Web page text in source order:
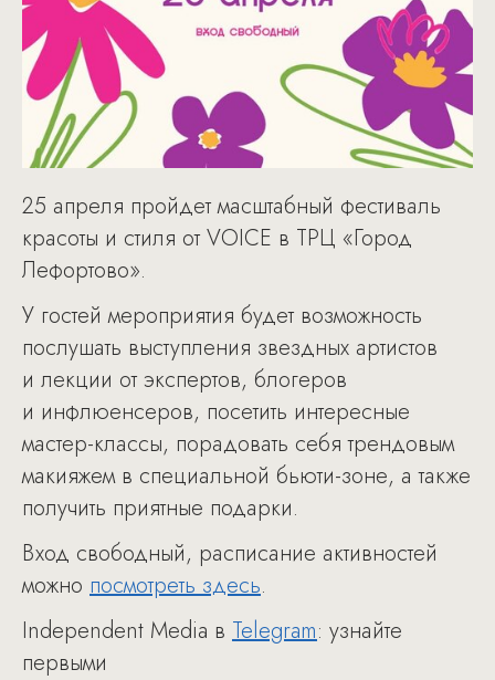
25 апреля пройдет масштабный фестиваль
красоты и стиля от VOICE в ТРЦ «Город
Лефортово».
У гостей мероприятия будет возможность
послушать выступления звездных артистов
и лекции от экспертов, блогеров
и инфлюенсеров, посетить интересные
мастер-классы, порадовать себя трендовым
макияжем в специальной бьюти-зоне, а также
получить приятные подарки.
Вход свободный, расписание активностей
можно посмотреть здесь.
Independent Media в Telegram: узнайте
первыми